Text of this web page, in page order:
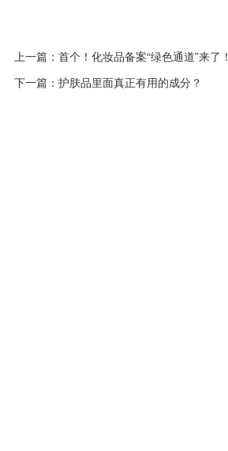
上一篇： 首个！化妆品备案“绿色通道”来了！
下一篇： 护肤品里面真正有用的成分？